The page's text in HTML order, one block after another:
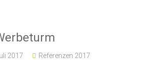
2017 Referenzen 2017